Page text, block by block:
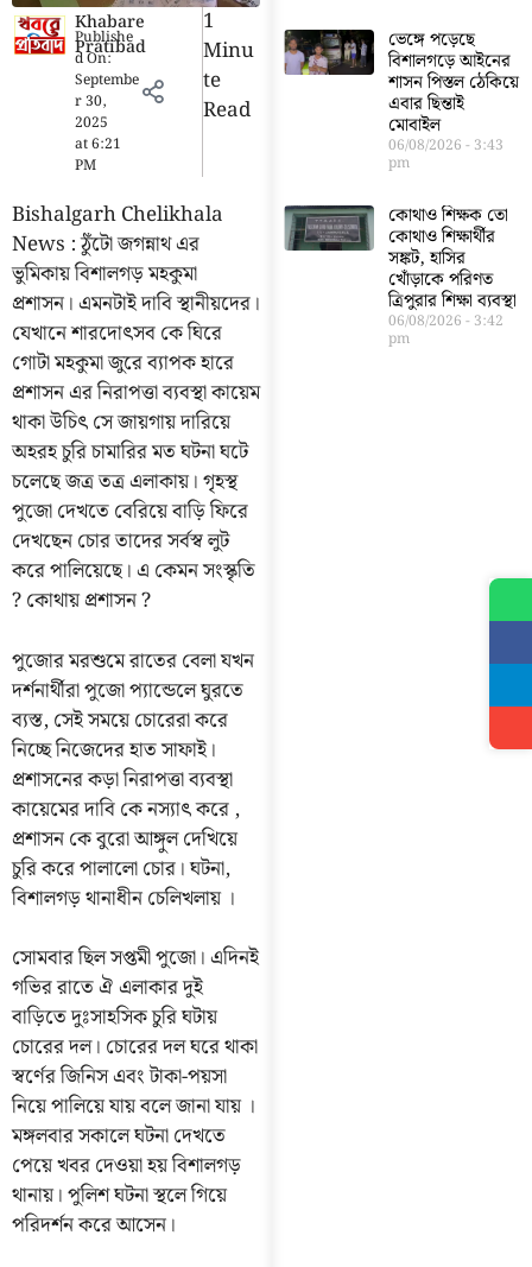
Khabare
Pratibad
Publishe
d On:
Septembe
r 30,
2025
at6:21
PM
1
Minu
Te
Read
Bishalgarh Chelikhala
News : ঠুঁটো জগন্নাথ এর
ভুমিকায় বিশালগড় মহকুমা
প্রশাসন। এমনটাই দাবি স্থানীয়দের।
যেখানে শারদোৎসব কে ঘিরে
গোটা মহকুমা জুরে ব্যাপক হারে
প্রশাসন এর নিরাপত্তা ব্যবস্থা কায়েম
থাকা উচিৎ সে জায়গায় দারিয়ে
অহরহ চুরি চামারির মত ঘটনা ঘটে
চলেছে জত্র তত্র এলাকায়। গৃহস্থ
পুজো দেখতে বেরিয়ে বাড়ি ফিরে
দেখছেন চোর তাদের সর্বস্ব লুট
করে পালিয়েছে। এ কেমন সংস্কৃতি
? কোথায় প্রশাসন ?
পুজোর মরশুমে রাতের বেলা যখন
দর্শনার্থীরা পুজো প্যান্ডেলে ঘুরতে
ব্যস্ত, সেই সময়ে চোরেরা করে
নিচ্ছে নিজেদের হাত সাফাই।
প্রশাসনের কড়া নিরাপত্তা ব্যবস্থা
কায়েমের দাবি কে নস্যাৎ করে ,
প্রশাসন কে বুরো আঙ্গুল দেখিয়ে
চুরি করে পালালো চোর। ঘটনা,
বিশালগড় থানাধীন চেলিখলায় ।
সোমবার ছিল সপ্তমী পুজো। এদিনই
গভির রাতে ঐ এলাকার দুই
বাড়িতে দুঃসাহসিক চুরি ঘটায়
চোরের দল। চোরের দল ঘরে থাকা
স্বর্ণের জিনিস এবং টাকা-পয়সা
নিয়ে পালিয়ে যায় বলে জানা যায় ।
মঙ্গলবার সকালে ঘটনা দেখতে
পেয়ে খবর দেওয়া হয় বিশালগড়
থানায়। পুলিশ ঘটনা স্থলে গিয়ে
পরিদর্শন করে আসেন।
ভেঙ্গে পড়েছে
বিশালগড়ে আইনের
শাসন পিস্তল ঠেকিয়ে
এবার ছিন্তাই
মোবাইল
06/08/2026 3:43
pm
কোথাও শিক্ষক তো
কোথাও শিক্ষার্থীর
সঙ্কট, হাসির
খোঁড়াকে পরিণত
ত্রিপুরার শিক্ষা ব্যবস্থা
06/08/2026 3:42
pm